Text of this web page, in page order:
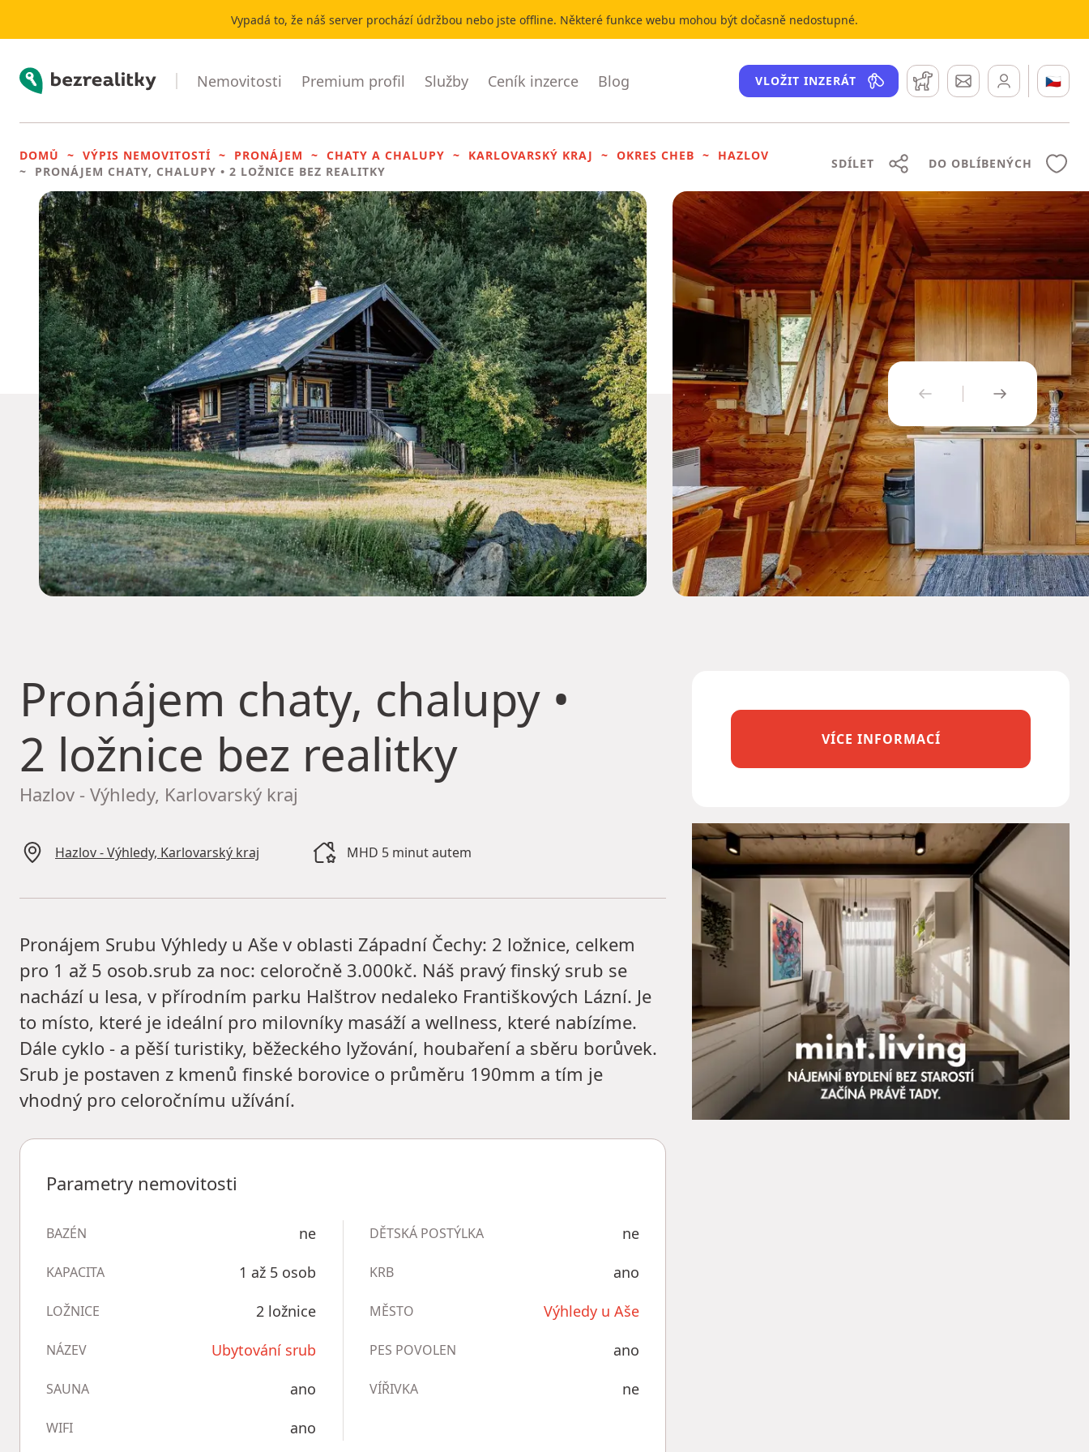
Vypadá to, že náš server prochází údržbou nebo jste offline. Některé funkce webu mohou být dočasně nedostupné.
Bezrealitky Nemovitosti Premium profil Služby Ceník inzerce Blog VLOŽIT INZERÁT Hlídací pesZprávy 🇨🇿
DOMŮ VÝPIS NEMOVITOSTÍ PRONÁJEM CHATY A CHALUPY KARLOVARSKÝ KRAJ OKRES CHEB
HAZLOV
PRONÁJEM CHATY, CHALUPY • 2 LOŽNICE BEZ REALITKY
SDÍLET DO OBLÍBENÝCH
PŘEDCHOZÍ
Pronájem chaty, chalupy •
2 ložnice bez realitky
Hazlov - Výhledy, Karlovarský kraj
Hazlov - Výhledy, Karlovarský kraj MHD 5 minut autem
Pronájem Srubu Výhledy u Aše v oblasti Západní Čechy: 2 ložnice, celkem
pro 1 až 5 osob.srub za noc: celoročně 3.000kč. Náš pravý finský srub se
nachází u lesa, v přírodním parku Halštrov nedaleko Františkových Lázní. Je
to místo, které je ideální pro milovníky masáží a wellness, které nabízíme.
Dále cyklo - a pěší turistiky, běžeckého lyžování, houbaření a sběru borůvek.
Srub je postaven z kmenů finské borovice o průměru 190mm a tím je
vhodný pro celoročnímu užívání.
Parametry nemovitosti
BAZÉN ne
KAPACITA 1 až 5 osob
LOŽNICE 2 ložnice
NÁZEV Ubytování srub
SAUNA ano
WIFI ano
DĚTSKÁ POSTÝLKA ne
KRB ano
MĚSTO Výhledy u Aše
PES POVOLEN ano
VÍŘIVKA ne
VÍCE INFORMACÍ